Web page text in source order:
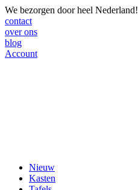
We bezorgen door heel Nederland!
contact
over ons
blog
Account
Nieuw
Kasten